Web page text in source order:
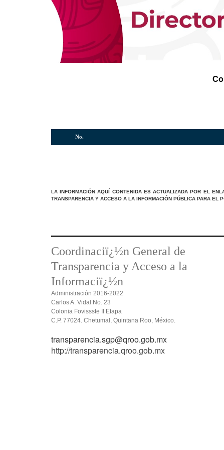
No.
LA INFORMACIÓN AQUÍ CONTENIDA ES ACTUALIZADA POR EL
TRANSPARENCIA Y ACCESO A LA INFORMACIÓN PÚBLICA PARA EL
Coordinaciï¿½n General de
Transparencia y Acceso a la
Informaciï¿½n
Administración 2016-2022
Carlos A. Vidal No. 23
Colonia Fovissste II Etapa
C.P. 77024. Chetumal, Quintana Roo, México.
transparencia.sgp@qroo.gob.mx
http://transparencia.qroo.gob.mx